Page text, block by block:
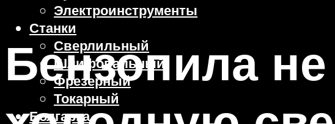
Электроинструменты
Станки
Сверлильный
Шлифовальный
Фрезерный
Токарный
Болгарка
Бензопила